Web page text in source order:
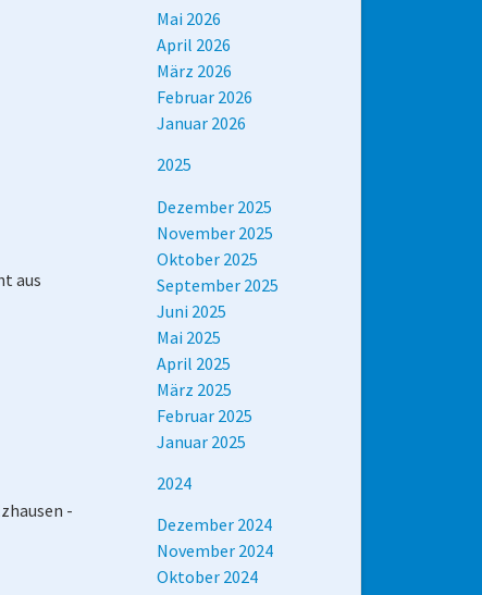
aus
-
Mai 2026
April 2026
März 2026
Februar 2026
Januar 2026
2025
Dezember 2025
November 2025
Oktober 2025
September 2025
Juni 2025
Mai 2025
April 2025
März 2025
Februar 2025
Januar 2025
2024
Dezember 2024
November 2024
Oktober 2024